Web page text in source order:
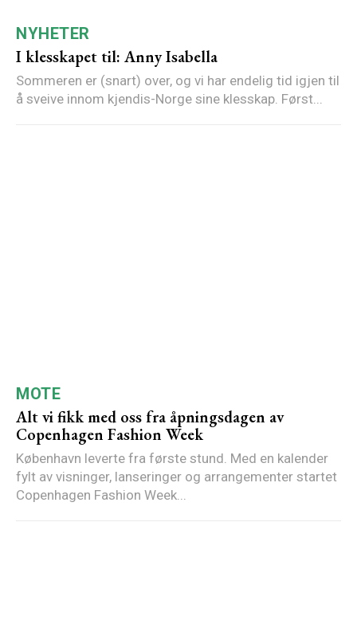
NYHETER
I klesskapet til: Anny Isabella
Sommeren er (snart) over, og vi har endelig tid igjen til
å sveive innom kjendis-Norge sine klesskap. Først...
MOTE
Alt vi fikk med oss fra åpningsdagen av
Copenhagen Fashion Week
København leverte fra første stund. Med en kalender
fylt av visninger, lanseringer og arrangementer startet
Copenhagen Fashion Week...